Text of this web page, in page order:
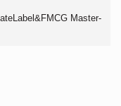
Master-